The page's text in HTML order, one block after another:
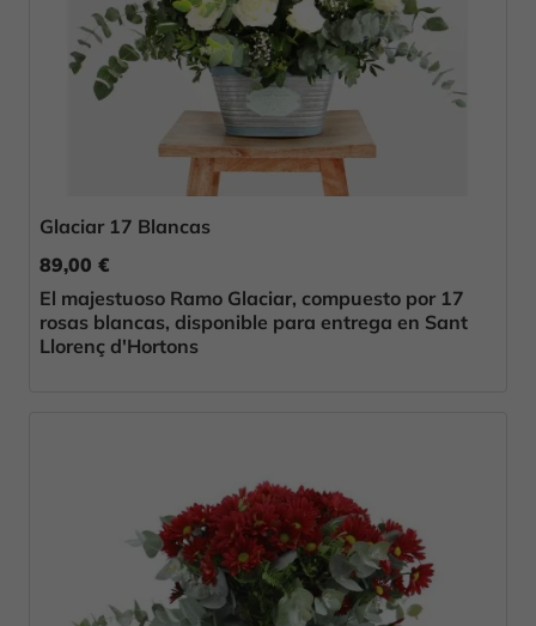
Glaciar 17 Blancas
89,00 €
El majestuoso Ramo Glaciar, compuesto por 17
rosas blancas, disponible para entrega en Sant
Llorenç d'Hortons